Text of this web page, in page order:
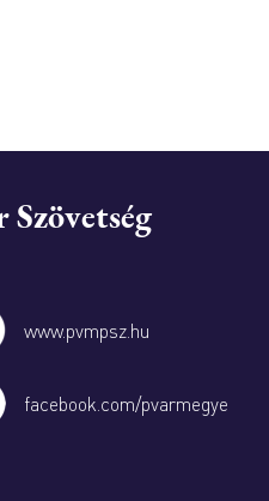
www.pvmpsz.hu
facebook.com/pvarmegye